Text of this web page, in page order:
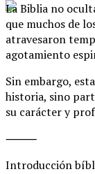
La Biblia no
que muchos de
atravesaron
agotamiento
Sin embargo,
historia, sino
su carácter y
⸻
Introducción